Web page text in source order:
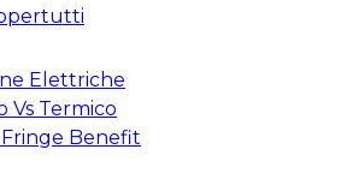
Elettriche
Vs Termico
Benefit